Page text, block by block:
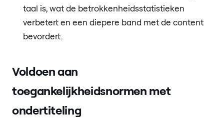
taal is, wat de betrokkenheidsstatistieken
verbetert en een diepere band met de content
bevordert.
Voldoen aan
toegankelijkheidsnormen met
ondertiteling